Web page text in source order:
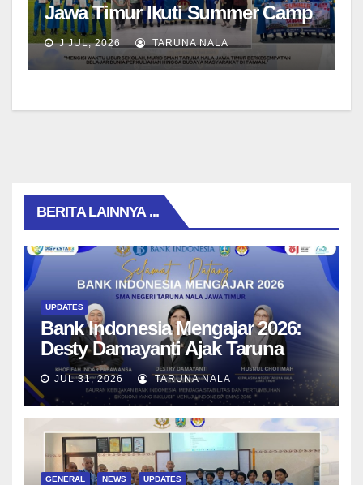
Jawa Timur Ikuti Summer Camp
di Da-Yeh University, Taiwan
J JUL, 2026 TARUNA NALA
BERITA LAINNYA ...
UPDATES
Bank Indonesia Mengajar 2026:
Desty Damayanti Ajak Taruna
SMAN Taruna Nala Jawa Timur
Menjadi Generasi Pemimpin
Berwawasan Global
JUL 31, 2026 TARUNA NALA
GENERAL NEWS UPDATES